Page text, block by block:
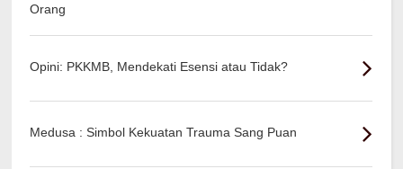
Orang
Opini: PKKMB, Mendekati Esensi atau Tidak?
Medusa : Simbol Kekuatan Trauma Sang Puan